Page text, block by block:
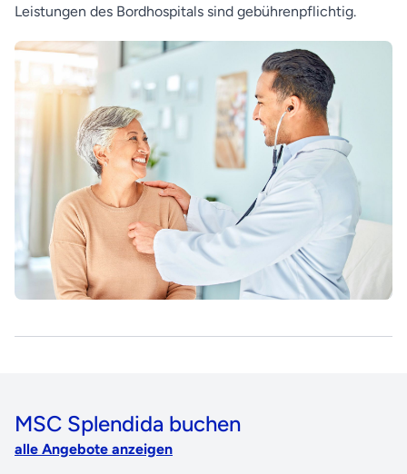
Leistungen des Bordhospitals sind gebührenpflichtig.
MSC Splendida buchen
alle Angebote anzeigen